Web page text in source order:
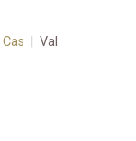
Cas Val